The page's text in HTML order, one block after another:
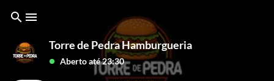
search menu
Torre de Pedra Hamburgueria
lens Aberto até 23:30